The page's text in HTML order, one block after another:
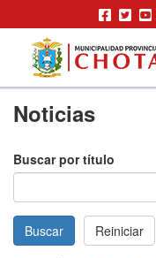
Pasar
Noticias
Buscar por título
Buscar Reiniciar